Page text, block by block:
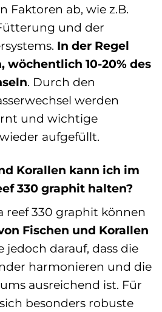
Faktoren ab, wie z.B.
und der
In der Regel
wöchentlich 10-20% des
. Durch den
werden
und wichtige
wieder aufgefüllt.
Korallen kann ich im
330 graphit halten?
reef 330 graphit können
Fischen und Korallen
jedoch darauf, dass die
harmonieren und die
ausreichend ist. Für
besonders robuste